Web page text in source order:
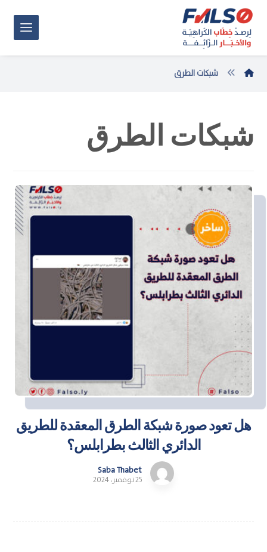
شبكات الطرق
شبكات الطرق
هل تعود صورة شبكة الطرق المعقدة للطريق
الدائري الثالث بطرابلس؟
Saba Thabet
25 نوفمبر، 2024